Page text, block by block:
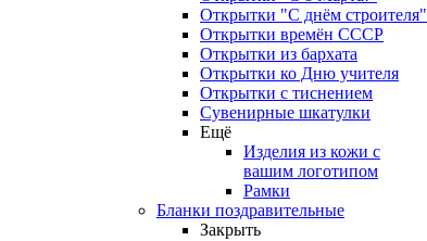
Открытки "С днём строителя"
Открытки времён СССР
Открытки из бархата
Открытки ко Дню учителя
Открытки с тиснением
Сувенирные шкатулки
Ещё
Изделия из кожи с
вашим логотипом
Рамки
Бланки поздравительные
Закрыть